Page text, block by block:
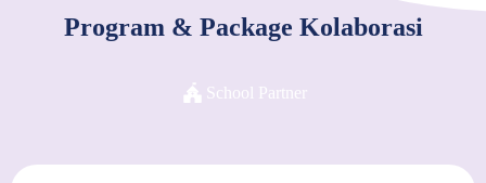
Program & Package Kolaborasi
School Partner